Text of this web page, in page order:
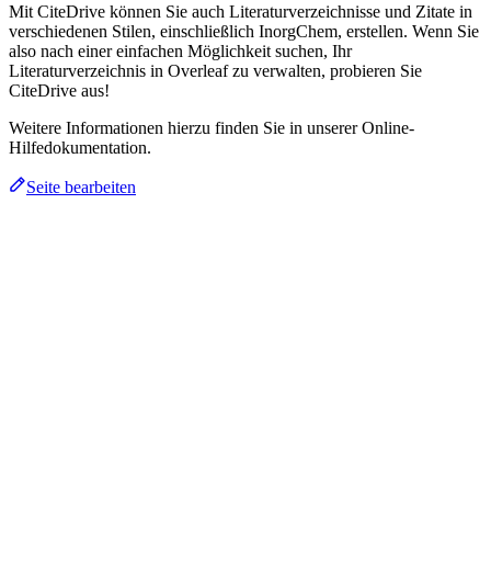
Mit CiteDrive können Sie auch Literaturverzeichnisse und Zitate in
verschiedenen Stilen, einschließlich InorgChem, erstellen. Wenn Sie
also nach einer einfachen Möglichkeit suchen, Ihr
Literaturverzeichnis in Overleaf zu verwalten, probieren Sie
CiteDrive aus!
Weitere Informationen hierzu finden Sie in unserer Online-
Hilfedokumentation.
Seite bearbeiten